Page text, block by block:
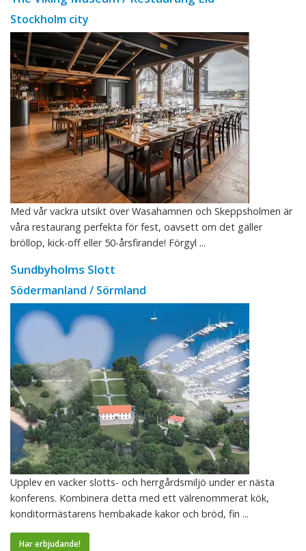
Stockholm city
Med vår vackra utsikt över Wasahamnen och Skeppsholmen är
våra restaurang perfekta för fest, oavsett om det gäller
bröllop, kick-off eller 50-årsfirande! Förgyl ...
Sundbyholms Slott
Södermanland / Sörmland
Upplev en vacker slotts- och herrgårdsmiljö under er nästa
konferens. Kombinera detta med ett välrenommerat kök,
konditormästarens hembakade kakor och bröd, fin ...
Har erbjudande!